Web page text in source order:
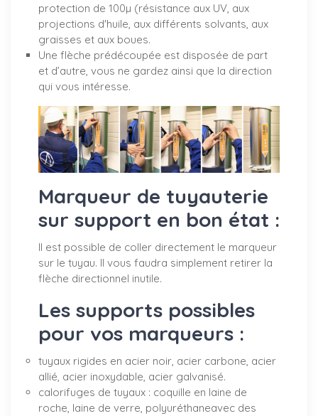
protection de 100µ (résistance aux UV, aux
projections d'huile, aux différents solvants, aux
graisses et aux boues.
Une flèche prédécoupée est disposée de part
et d’autre, vous ne gardez ainsi que la direction
qui vous intéresse.
Marqueur de tuyauterie
sur support en bon état :
Il est possible de coller directement le marqueur
sur le tuyau. Il vous faudra simplement retirer la
flèche directionnel inutile.
Les supports possibles
pour vos marqueurs :
tuyaux rigides en acier noir, acier carbone, acier
allié, acier inoxydable, acier galvanisé.
calorifuges de tuyaux : coquille en laine de
roche, laine de verre, polyuréthaneavec des